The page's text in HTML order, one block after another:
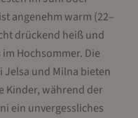
angenehm warm (22–
drückend heiß und
Hochsommer. Die
und Milna bieten
Kinder, während der
ein unvergessliches